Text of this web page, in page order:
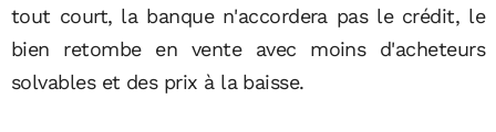
tout court, la banque n'accordera pas le crédit, le
bien retombe en vente avec moins d'acheteurs
solvables et des prix à la baisse.